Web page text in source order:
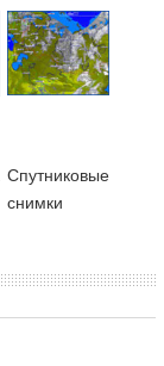
Cпутниковые
снимки